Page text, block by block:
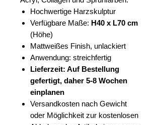
Hochwertige Harzskulptur
Verfügbare Maße: H40 x L70 cm
(Höhe)
Mattweißes Finish, unlackiert
Anwendung: streichfertig
Lieferzeit: Auf Bestellung
gefertigt, daher 5-8 Wochen
einplanen
Versandkosten nach Gewicht
oder Möglichkeit zur kostenlosen